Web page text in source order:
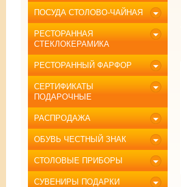
ПОСУДА СТОЛОВО-ЧАЙНАЯ
РЕСТОРАННАЯ
СТЕКЛОКЕРАМИКА
РЕСТОРАННЫЙ ФАРФОР
СЕРТИФИКАТЫ
ПОДАРОЧНЫЕ
РАСПРОДАЖА
ОБУВЬ ЧЕСТНЫЙ ЗНАК
СТОЛОВЫЕ ПРИБОРЫ
СУВЕНИРЫ ПОДАРКИ